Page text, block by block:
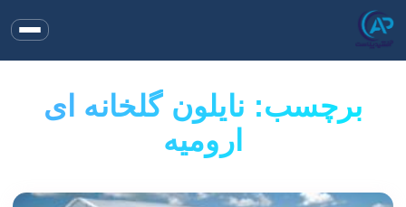
برچسب: نایلون گلخانه ای
ارومیه